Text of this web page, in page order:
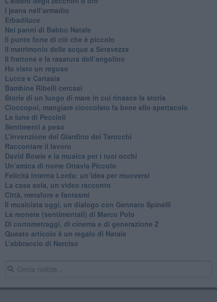
​I jeans nell’armadio
Erbadiluce
Nei panni di Babbo Natale
​Il punto forte di ciò che è piccolo
​Il matrimonio delle acque a Seravezza
​Il frattone e la rasatura dell’angolino
​Ho visto un reguso
Lucca e Cartasia
Bambine Ribelli cercasi
Storie di un luogo di mare in cui rinasce la storia
Cioccopoi, mangiare cioccolato fa bene allo spettacolo
​Le lune di Peccioli
​Sentimenti a peso
​L’invenzione del Giardino dei Tarocchi
​Raccontare il lavoro
David Bowie e la musica per i tuoi occhi
Un’amica di nome Ottavia Piccolo
​Felicità Interna Lorda: un’idea per muoversi
​La casa sola, un video racconto
​Città, metafore e fantasmi
Il musicista oggi, un dialogo con Gennaro Spinelli
Le monete (sentimentali) di Marco Polo
​Di cortometraggi, di cinema e di generazione Z
​Questo articolo è un regalo di Natale
L’abbraccio di Narciso